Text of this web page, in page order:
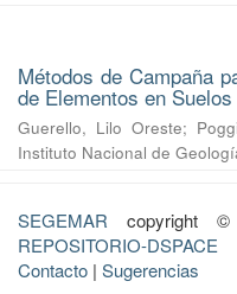
Métodos de Campaña
de Elementos en Suelos
Guerello, Lilo Oreste;
Instituto Nacional de
SEGEMAR copyright ©
REPOSITORIO-DSPACE
Contacto | Sugerencias